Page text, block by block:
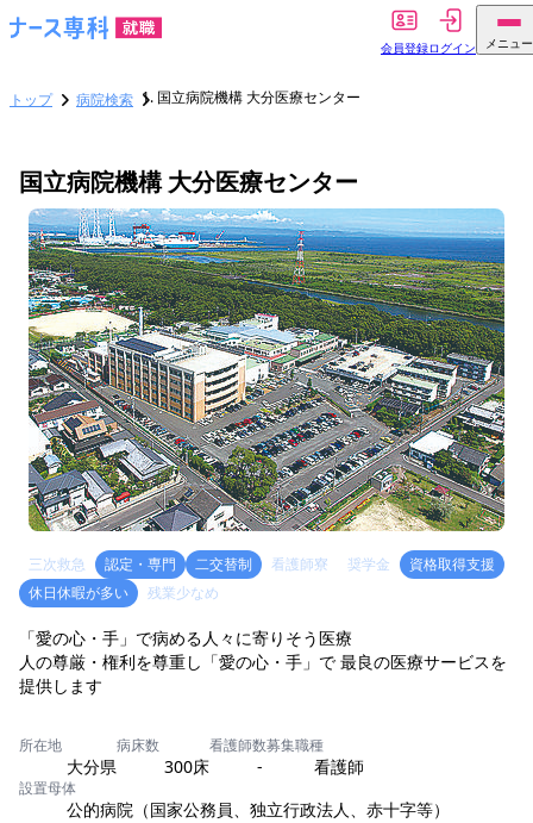
会員登録ログイン メニュー
トップ 病院検索 国立病院機構 大分医療センター
国立病院機構 大分医療センター
三次救急 認定・専門 二交替制 看護師寮 奨学金
資格取得支援
休日休暇が多い
残業少なめ
「愛の心・手」で病める人々に寄りそう医療
人の尊厳・権利を尊重し「愛の心・手」で 最良の医療サービスを
提供します
所在地
大分県
病床数
300床
看護師数
-
募集職種
看護師
設置母体
公的病院（国家公務員、独立行政法人、赤十字等）